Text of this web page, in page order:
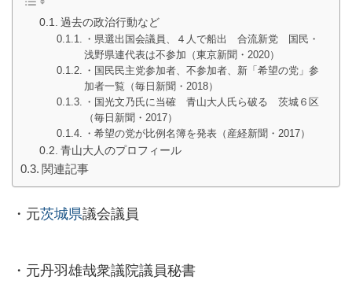
過去の政治行動など
・県選出国会議員、４人で船出 合流新党 国民・
浅野県連代表は不参加（東京新聞・2020）
・国民民主党参加者、不参加者、新「希望の党」参
加者一覧（毎日新聞・2018）
・国光文乃氏に当確 青山大人氏ら破る 茨城６区
（毎日新聞・2017）
・希望の党が比例名簿を発表（産経新聞・2017）
青山大人のプロフィール
関連記事
・元茨城県議会議員
・元丹羽雄哉衆議院議員秘書